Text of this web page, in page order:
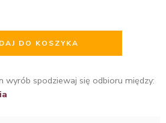
DO KOSZYKA
wyrób spodziewaj się odbioru między: